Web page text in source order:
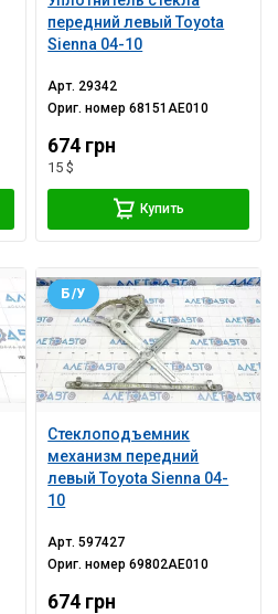
передний левый Toyota
Sienna 04-10
Арт. 29342
Ориг. номер68151AE010
674 грн
15 $
Купить
Стеклоподъемник
механизм передний
левый Toyota Sienna 04-
10
Б/У
Арт.597427
Ориг. номер69802AE010
674 грн